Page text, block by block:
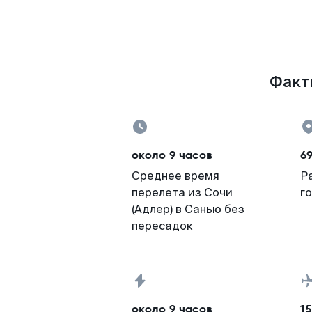
около 9 часов
Среднее время
перелета из Сочи
(Адлер) в Санью без
пересадок